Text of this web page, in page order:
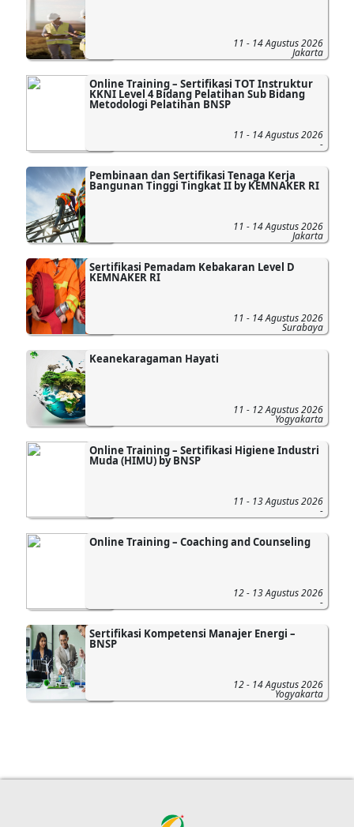
11 - 14 Agustus 2026
Jakarta
Online Training – Sertifikasi TOT Instruktur
KKNI Level 4 Bidang Pelatihan Sub Bidang
Metodologi Pelatihan BNSP
11 - 14 Agustus 2026
-
Pembinaan dan Sertifikasi Tenaga Kerja
Bangunan Tinggi Tingkat II by KEMNAKER RI
11 - 14 Agustus 2026
Jakarta
Sertifikasi Pemadam Kebakaran Level D
KEMNAKER RI
11 - 14 Agustus 2026
Surabaya
Keanekaragaman Hayati
11 - 12 Agustus 2026
Yogyakarta
Online Training – Sertifikasi Higiene Industri
Muda (HIMU) by BNSP
11 - 13 Agustus 2026
-
Online Training – Coaching and Counseling
12 - 13 Agustus 2026
-
Sertifikasi Kompetensi Manajer Energi –
BNSP
12 - 14 Agustus 2026
Yogyakarta